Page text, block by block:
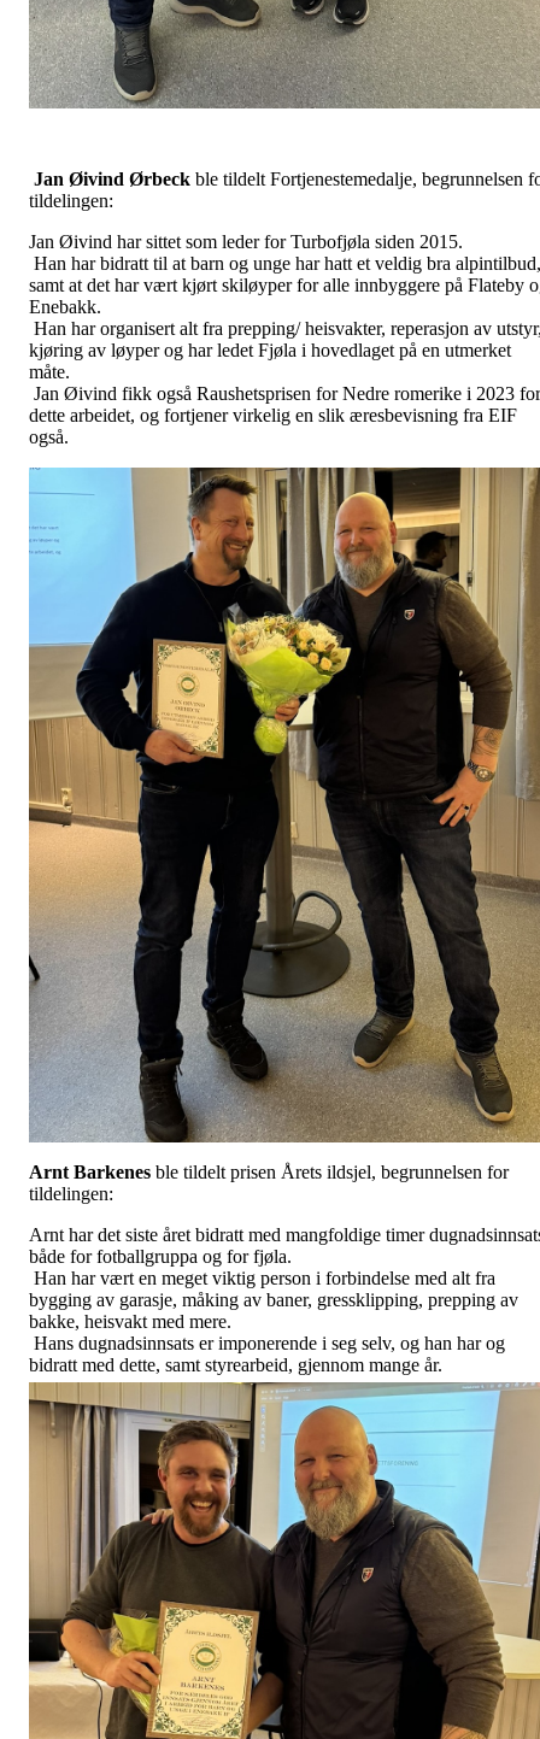
Jan Øivind Ørbeck ble tildelt Fortjenestemedalje, begrunnelsen
tildelingen:
Jan Øivind har sittet som leder for Turbofjøla siden 2015.
Han har bidratt til at barn og unge har hatt et veldig bra alpintilbud,
samt at det har vært kjørt skiløyper for alle innbyggere på Flateby
Enebakk.
Han har organisert alt fra prepping/ heisvakter, reperasjon av
kjøring av løyper og har ledet Fjøla i hovedlaget på en utmerket
måte.
Jan Øivind fikk også Raushetsprisen for Nedre romerike i 2023 for
dette arbeidet, og fortjener virkelig en slik æresbevisning fra EIF
også.
Arnt Barkenes ble tildelt prisen Årets ildsjel, begrunnelsen for
tildelingen:
Arnt har det siste året bidratt med mangfoldige timer
både for fotballgruppa og for fjøla.
Han har vært en meget viktig person i forbindelse med alt fra
bygging av garasje, måking av baner, gressklipping, prepping av
bakke, heisvakt med mere.
Hans dugnadsinnsats er imponerende i seg selv, og han har og
bidratt med dette, samt styrearbeid, gjennom mange år.